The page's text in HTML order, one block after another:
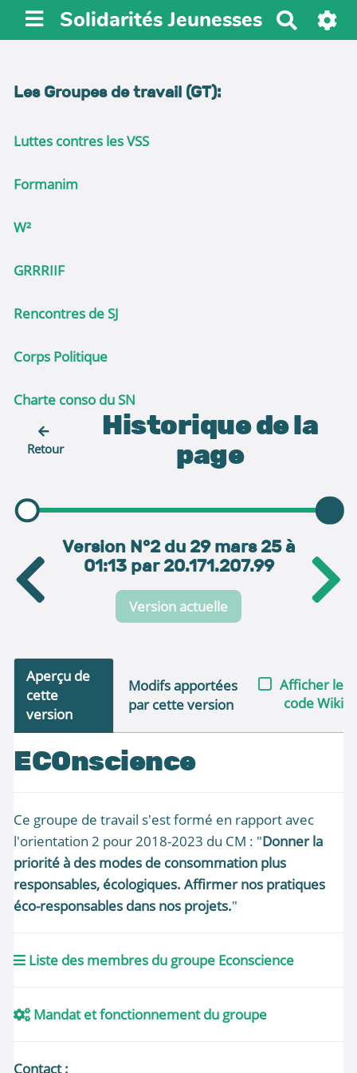
Solidarités Jeunesses
e
Les Groupes de travail (GT):
Luttes contres les VSS
Formanim
W²
GRRRIIF
Rencontres de SJ
Corps Politique
Charte conso du SN
Retour
Historique de la
page
Version N°2 du 29 mars 25 à
01:13 par 20.171.207.99
Version actuelle
Aperçu de
cette
version
Modifs apportées
par cette version
Afficher le
code Wiki